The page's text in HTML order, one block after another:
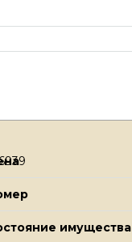
имущества